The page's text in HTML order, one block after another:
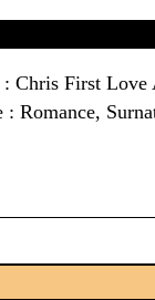
Chris First
: Romance,